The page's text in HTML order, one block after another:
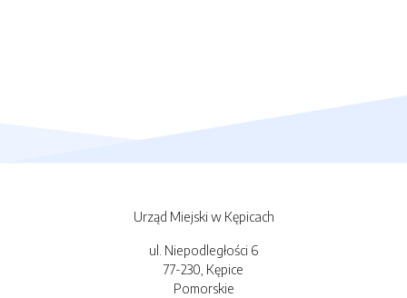
Urząd Miejski w Kępicach
ul. Niepodległości 6
77-230, Kępice
Pomorskie